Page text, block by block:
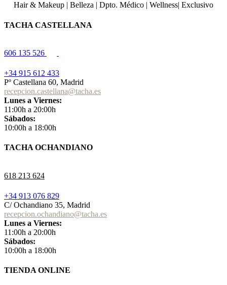
Hair & Makeup
Belleza Dpto. Médico Wellness Exclusivo
TACHA CASTELLANA
606 135 526
+34 915 612 433
Pº Castellana 60, Madrid
recepcion.castellana@tacha.es
Lunes a Viernes:
11:00h a 20:00h
Sábados:
10:00h a 18:00h
TACHA OCHANDIANO
618 213 624
+34 913 076 829
C/ Ochandiano 35, Madrid
recepcion.ochandiano@tacha.es
Lunes a Viernes:
11:00h a 20:00h
Sábados:
10:00h a 18:00h
TIENDA ONLINE